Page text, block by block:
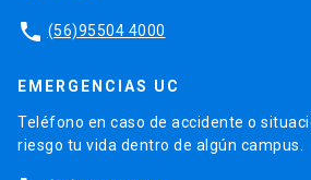
phone (56)95504 4000
EMERGENCIAS UC
Teléfono en caso de accidente o
riesgo tu vida dentro de algún campus.